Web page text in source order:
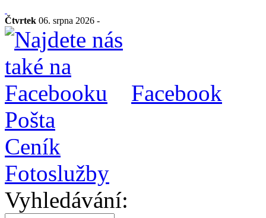
Čtvrtek 06. srpna 2026 -
Facebook
Pošta
Ceník
Fotoslužby
Vyhledávání: